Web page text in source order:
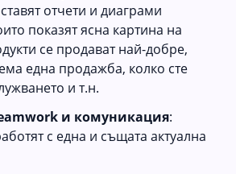
отчети и диаграми
показят ясна картина на
се продават най-добре,
една продажба, колко сте
и т.н.
и комуникация:
с една и същата актуална